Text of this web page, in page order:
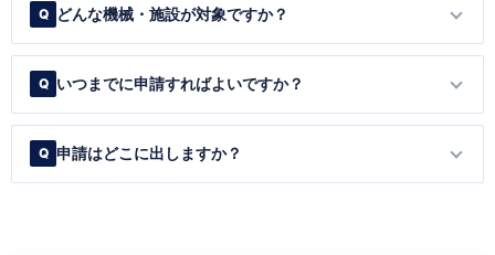
どんな機械・施設が対象ですか？
いつまでに申請すればよいですか？
申請はどこに出しますか？